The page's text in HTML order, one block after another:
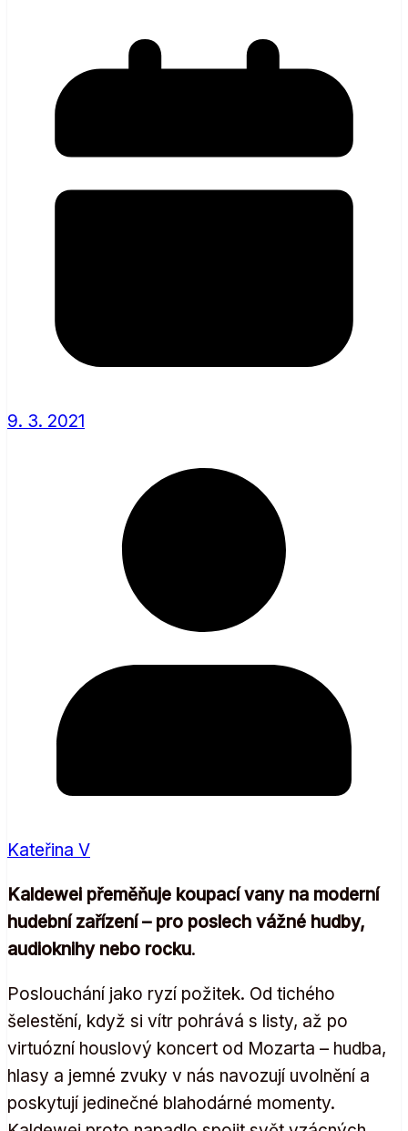
9. 3. 2021
Kateřina V
Kaldewei přeměňuje koupací vany na moderní
hudební zařízení – pro poslech vážné hudby,
audioknihy nebo rocku.
Poslouchání jako ryzí požitek. Od tichého
šelestění, když si vítr pohrává s listy, až po
virtuózní houslový koncert od Mozarta – hudba,
hlasy a jemné zvuky v nás navozují uvolnění a
poskytují jedinečné blahodárné momenty.